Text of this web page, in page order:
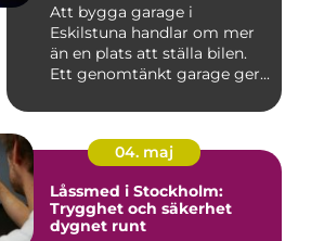
Att bygga garage i
Eskilstuna handlar om mer
än en plats att ställa bilen.
Ett genomtänkt garage ger...
04. maj
Låssmed i Stockholm:
Trygghet och säkerhet
dygnet runt